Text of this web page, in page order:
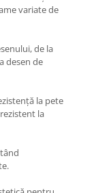
variate de
de la
desen de
la pete
la